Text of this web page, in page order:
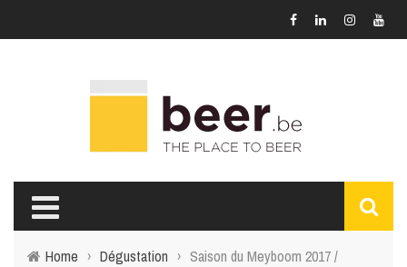
Home › Dégustation › Saison du Meyboom 2017 /